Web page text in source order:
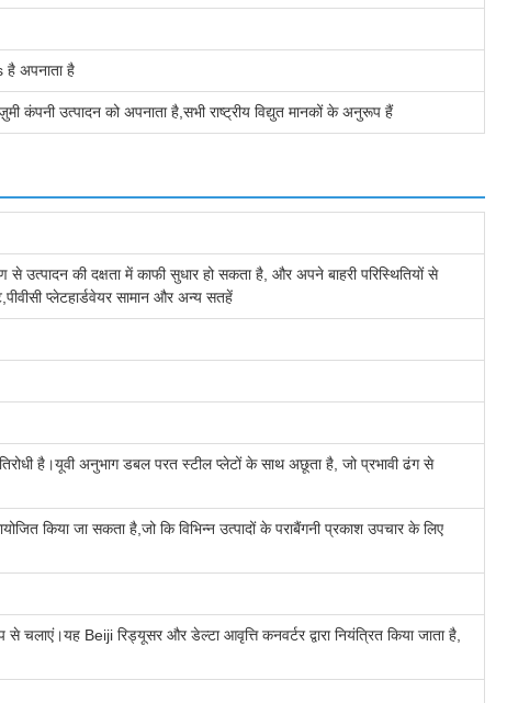
है अपनाता है
कंपनी उत्पादन को अपनाता है,सभी राष्ट्रीय विद्युत मानकों के अनुरूप हैं
की दक्षता में काफी सुधार हो सकता है, और अपने बाहरी परिस्थितियों से
प्लेटहार्डवेयर सामान और अन्य सतहें
है।यूवी अनुभाग डबल परत स्टील प्लेटों के साथ अछूता है, जो प्रभावी ढंग से
किया जा सकता है,जो कि विभिन्न उत्पादों के पराबैंगनी प्रकाश उपचार के लिए
Beiji रिड्यूसर और डेल्टा आवृत्ति कनवर्टर द्वारा नियंत्रित किया जाता है,